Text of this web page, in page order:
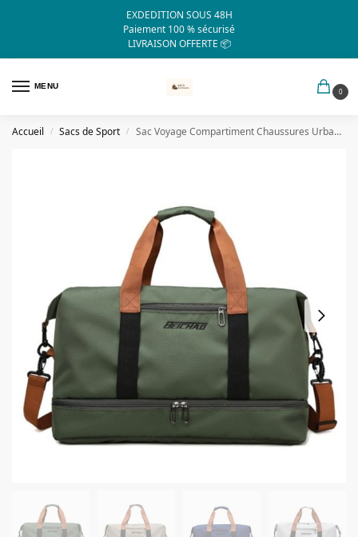
EXDEDITION SOUS 48H
Paiement 100 % sécurisé
LIVRAISON OFFERTE 📦
MENU
0
Accueil / Sacs de Sport / Sac Voyage Compartiment Chaussures Urban Bag